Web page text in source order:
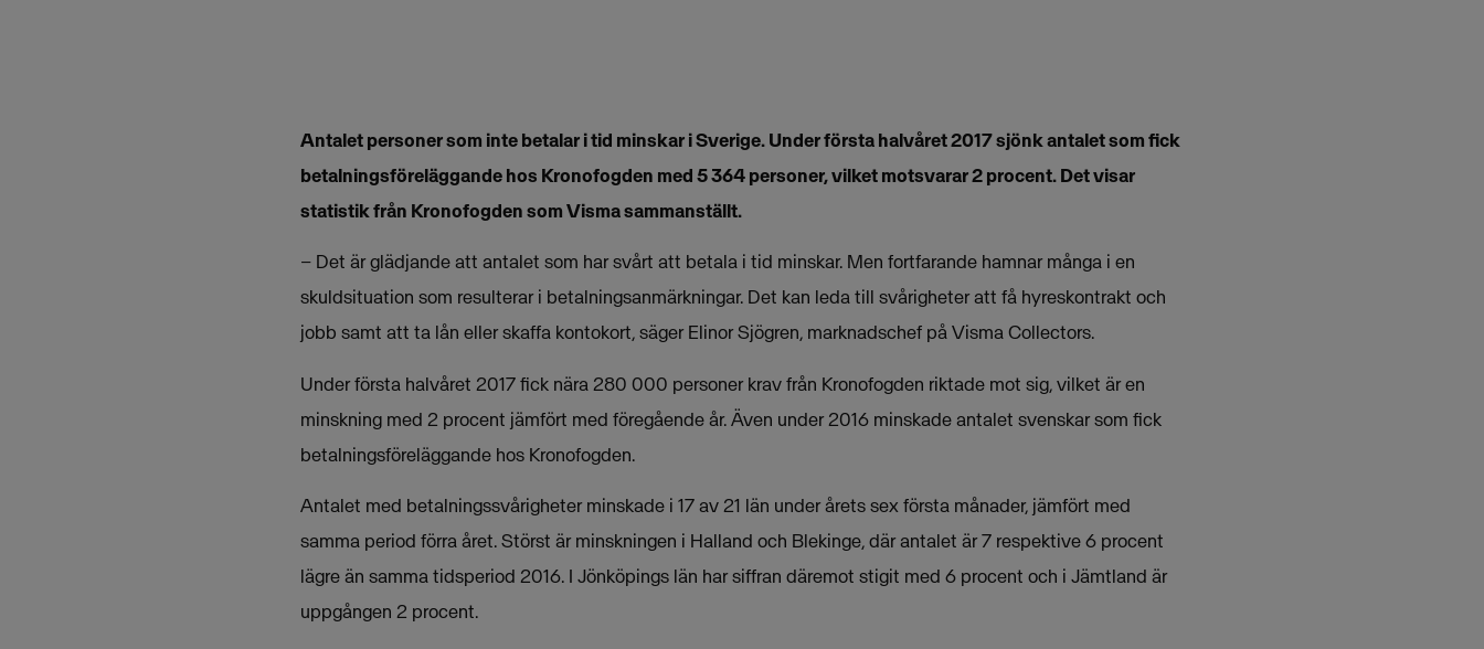
Antalet personer som inte betalar i tid minskar i Sverige. Under första halvåret 2017 sjönk antalet som fick
betalningsföreläggande hos Kronofogden med 5 364 personer, vilket motsvarar 2 procent. Det visar
statistik från Kronofogden som Visma sammanställt.
– Det är glädjande att antalet som har svårt att betala i tid minskar. Men fortfarande hamnar många i en
skuldsituation som resulterar i betalningsanmärkningar. Det kan leda till svårigheter att få hyreskontrakt och
jobb samt att ta lån eller skaffa kontokort, säger Elinor Sjögren, marknadschef på Visma Collectors.
Under första halvåret 2017 fick nära 280 000 personer krav från Kronofogden riktade mot sig, vilket är en
minskning med 2 procent jämfört med föregående år. Även under 2016 minskade antalet svenskar som fick
betalningsföreläggande hos Kronofogden.
Antalet med betalningssvårigheter minskade i 17 av 21 län under årets sex första månader, jämfört med
samma period förra året. Störst är minskningen i Halland och Blekinge, där antalet är 7 respektive 6 procent
lägre än samma tidsperiod 2016. I Jönköpings län har siffran däremot stigit med 6 procent och i Jämtland är
uppgången 2 procent.